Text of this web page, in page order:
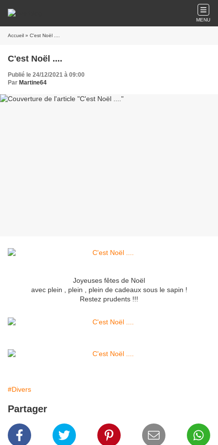
MENU
Accueil » C'est Noël ....
C'est Noël ....
Publié le 24/12/2021 à 09:00
Par Martine64
Joyeuses fêtes de Noël
avec plein , plein , plein de cadeaux sous le sapin !
Restez prudents !!!
#Divers
Partager